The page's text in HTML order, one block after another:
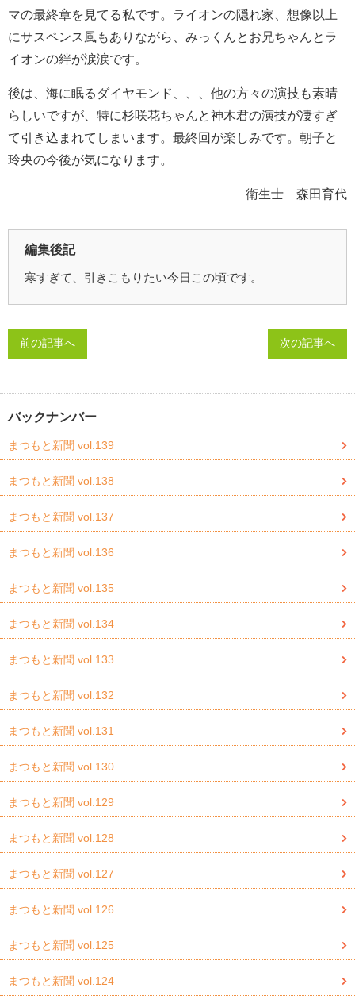
マの最終章を見てる私です。ライオンの隠れ家、想像以上
にサスペンス風もありながら、みっくんとお兄ちゃんとラ
イオンの絆が涙涙です。
後は、海に眠るダイヤモンド、、、他の方々の演技も素晴
らしいですが、特に杉咲花ちゃんと神木君の演技が凄すぎ
て引き込まれてしまいます。最終回が楽しみです。朝子と
玲央の今後が気になります。
衛生士 森田育代
編集後記
寒すぎて、引きこもりたい今日この頃です。
前の記事へ 次の記事へ
バックナンバー
まつもと新聞 vol.139
まつもと新聞 vol.138
まつもと新聞 vol.137
まつもと新聞 vol.136
まつもと新聞 vol.135
まつもと新聞 vol.134
まつもと新聞 vol.133
まつもと新聞 vol.132
まつもと新聞 vol.131
まつもと新聞 vol.130
まつもと新聞 vol.129
まつもと新聞 vol.128
まつもと新聞 vol.127
まつもと新聞 vol.126
まつもと新聞 vol.125
まつもと新聞 vol.124